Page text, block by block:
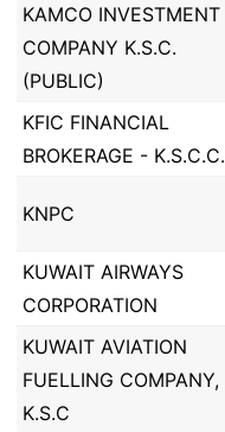
KAMCO INVESTMENT
COMPANY K.S.C.
(PUBLIC)
KFIC FINANCIAL
BROKERAGE - K.S.C.C.
KNPC
KUWAIT AIRWAYS
CORPORATION
KUWAIT AVIATION
FUELLING COMPANY,
K.S.C